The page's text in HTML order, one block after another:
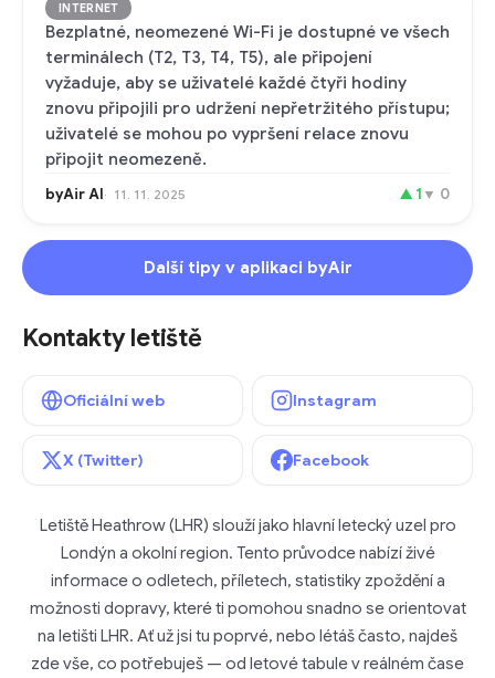
INTERNET
Bezplatné, neomezené Wi-Fi je dostupné ve všech
terminálech (T2, T3, T4, T5), ale připojení
vyžaduje, aby se uživatelé každé čtyři hodiny
znovu připojili pro udržení nepřetržitého přístupu;
uživatelé se mohou po vypršení relace znovu
připojit neomezeně.
byAir AI 11. 11. 2025 ▲ 1 ▼ 0
Další tipy v aplikaci byAir
Kontakty letiště
Oficiální web Instagram
X (Twitter) Facebook
Letiště Heathrow (LHR) slouží jako hlavní letecký uzel pro
Londýn a okolní region. Tento průvodce nabízí živé
informace o odletech, příletech, statistiky zpoždění a
možnosti dopravy, které ti pomohou snadno se orientovat
na letišti LHR. Ať už jsi tu poprvé, nebo létáš často, najdeš
zde vše, co potřebuješ — od letové tabule v reálném čase